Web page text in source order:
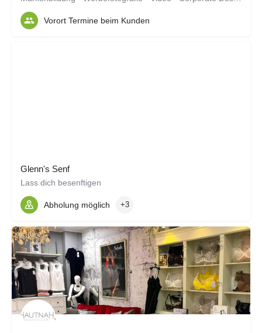
Vorort Termine beim Kunden
Glenn's Senf
Lass dich besenftigen
Abholung möglich +3